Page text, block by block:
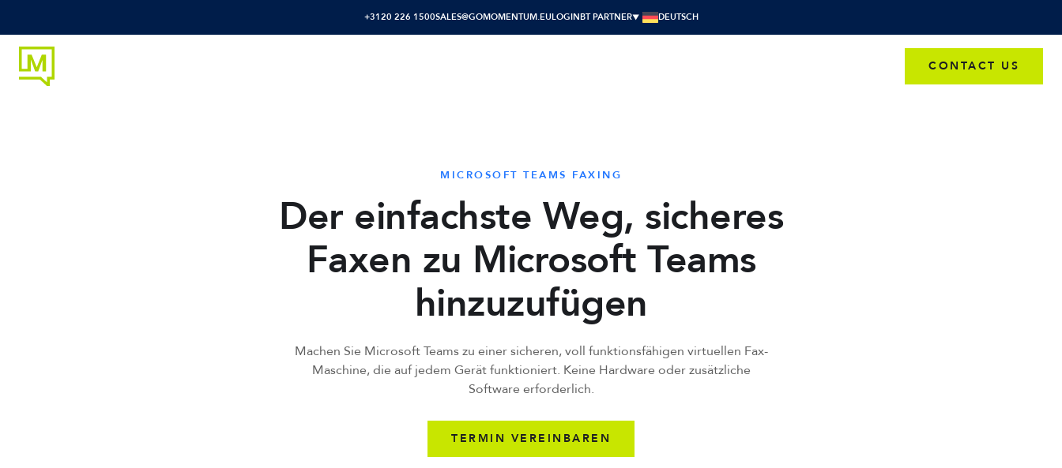
+3120 226 1500SALES@GOMOMENTUM.EULOGINBT PARTNER DEUTSCH
CONTACT US
MICROSOFT TEAMS FAXING
Der einfachste Weg, sicheres
Faxen zu Microsoft Teams
hinzuzufügen
Machen Sie Microsoft Teams zu einer sicheren, voll funktionsfähigen virtuellen Fax-
Maschine, die auf jedem Gerät funktioniert. Keine Hardware oder zusätzliche
Software erforderlich.
TERMIN VEREINBAREN